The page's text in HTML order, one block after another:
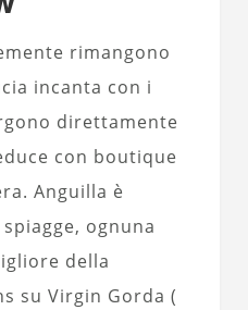
rimangono
incanta con i
direttamente
con boutique
Anguilla è
ognuna
della
su Virgin Gorda (